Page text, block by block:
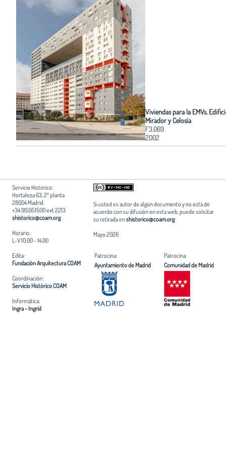
Viviendas para la EMVs.
Mirador y Celosía
F3.069
2002
Servicio Histórico:
Hortaleza 63, 2ª planta
28004 Madrid
+34 915951500 ext 2213
shistorico@coam.org
Horario:
L-V 10.00 - 14.00
Si usted es autor de algún documento y no está de
acuerdo con su difusión en esta web, puede solicitar
su retirada enshistorico@coam.org
Mayo 2026
Edita:
Fundación Arquitectura COAM
Coordinación:
Servicio Histórico COAM
Informática:
Ingra - Ingrid
Patrocina:
Ayuntamiento de Madrid
Patrocina:
Comunidad de Madrid